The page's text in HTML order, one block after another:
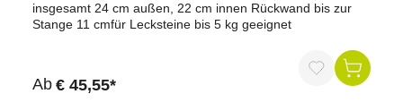
insgesamt 24 cm außen, 22 cm innen Rückwand bis zur
Stange 11 cmfür Lecksteine bis 5 kg geeignet
Ab € 45,55*